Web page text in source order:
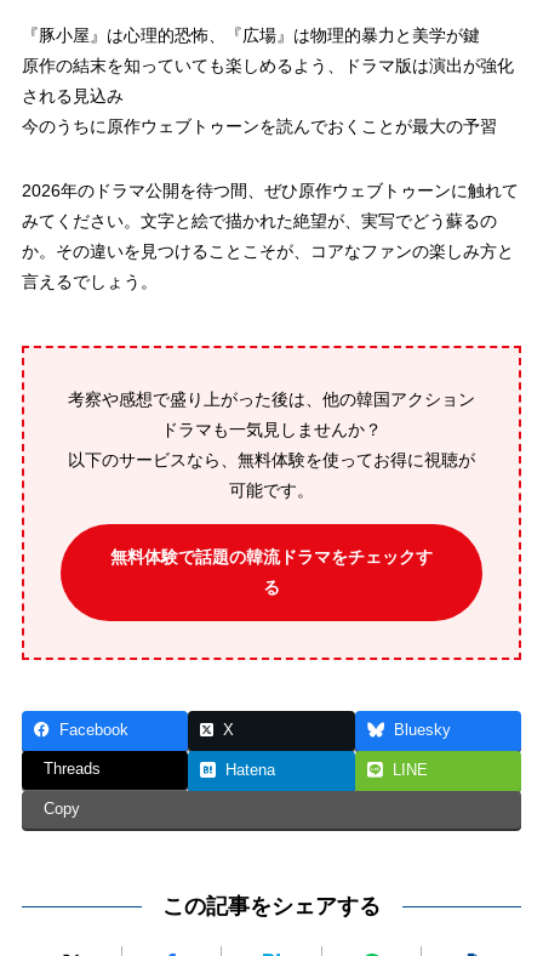
『豚小屋』は心理的恐怖、『広場』は物理的暴力と美学が鍵
原作の結末を知っていても楽しめるよう、ドラマ版は演出が強化
される見込み
今のうちに原作ウェブトゥーンを読んでおくことが最大の予習
2026年のドラマ公開を待つ間、ぜひ原作ウェブトゥーンに触れて
みてください。文字と絵で描かれた絶望が、実写でどう蘇るの
か。その違いを見つけることこそが、コアなファンの楽しみ方と
言えるでしょう。
考察や感想で盛り上がった後は、他の韓国アクション
ドラマも一気見しませんか？
以下のサービスなら、無料体験を使ってお得に視聴が
可能です。
無料体験で話題の韓流ドラマをチェックす
る
Facebook X Bluesky
Threads Hatena LINE
Copy
この記事をシェアする